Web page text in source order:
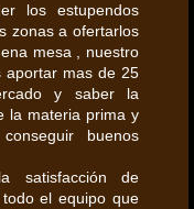
los estupendos
zonas a ofertarlos
mesa , nuestro
aportar mas de 25
y saber la
la materia prima y
buenos
satisfacción de
el equipo que